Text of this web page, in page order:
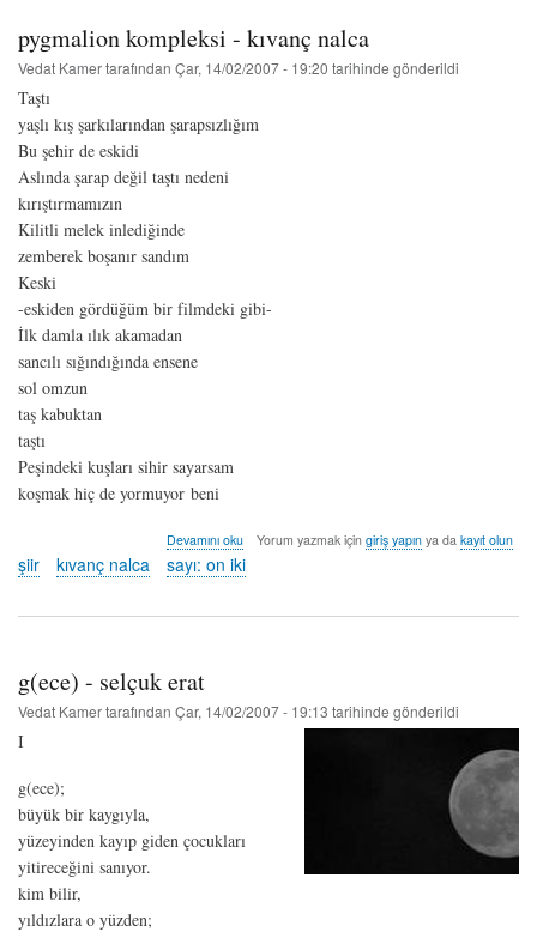
pygmalion kompleksi - kıvanç nalca
Vedat Kamertarafından Çar, 14/02/2007 - 19:20 tarihinde gönderildi
Taştı
yaşlı kış şarkılarından şarapsızlığım
Bu şehir de eskidi
Aslında şarap değil taştı nedeni
kırıştırmamızın
Kilitli melek inlediğinde
zemberek boşanır sandım
Keski
-eskiden gördüğüm bir filmdeki gibi-
İlk damla ılık akamadan
sancılı sığındığında ensene
sol omzun
taş kabuktan
taştı
Peşindeki kuşları sihir sayarsam
koşmak hiç de yormuyor beni
pygmalion
-
nalca
Devamını oku Yorum yazmak için giriş yapınya da kayıt olun
şiir kıvanç nalca sayı: on iki
g(ece) - selçuk erat
Vedat Kamertarafından Çar, 14/02/2007 - 19:13 tarihinde gönderildi
I
g(ece);
büyük bir kaygıyla,
yüzeyinden kayıp giden çocukları
yitireceğini sanıyor.
kim bilir,
yıldızlara o yüzden;